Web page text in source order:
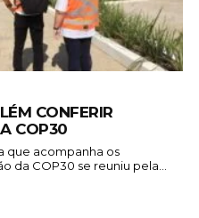
CONFERIR
COP30
que acompanha os
da COP30 se reuniu pela...